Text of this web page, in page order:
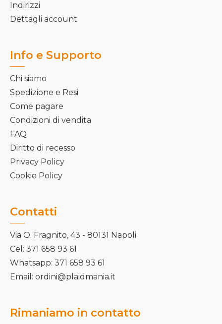
Indirizzi
Dettagli account
Info e Supporto
Chi siamo
Spedizione e Resi
Come pagare
Condizioni di vendita
FAQ
Diritto di recesso
Privacy Policy
Cookie Policy
Contatti
Via O. Fragnito, 43 - 80131 Napoli
Cel: 371 658 93 61
Whatsapp: 371 658 93 61
Email: ordini@plaidmania.it
Rimaniamo in contatto